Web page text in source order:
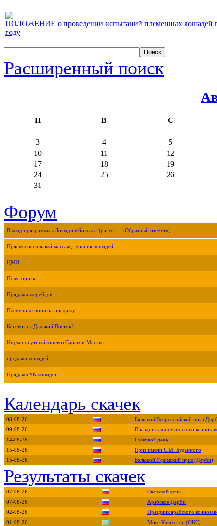
ПОЛОЖЕНИЕ о проведении испытаний племенных лошадей
году
Расширенный поиск
П В С
3 4
5
10
11
12
17
18
19
24
25
26
31
Форум
Выход программы «Лошади в боксах» (ранее — «Обратный отсчёт»)
Профессиональный массаж, терапия лошадей
ЦМИ
Полуторник
Продажа жеребцов.
Племенные пони на продажу.
Коневоз на Дальний Восток!
Ищем попутный коневоз Саратов-Москва
продажа лошадей
Продажа ЧК лошадей
Календарь скачек
08-08-26
Большой Всероссийский приз
09-08-26
Праздник ахалтекинского
14-08-26
Скаковой день
15-08-26
Приз имени С.М. Буденного
15-08-26
Большой Уфимский приз (Дерби)
Результаты скачек
07-08-26
Скаковой день
07-08-26
Арабское Дерби
02-08-26
Праздник арабского
01-08-26
Мисс Казахстан (ОКС)